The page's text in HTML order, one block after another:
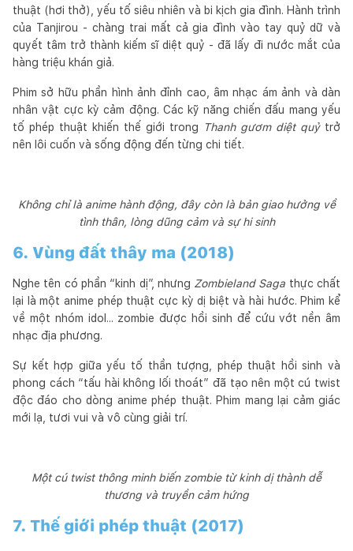
thuật (hơi thở), yếu tố siêu nhiên và bi kịch gia đình. Hành trình
của Tanjirou - chàng trai mất cả gia đình vào tay quỷ dữ và
quyết tâm trở thành kiếm sĩ diệt quỷ - đã lấy đi nước mắt của
hàng triệu khán giả.
Phim sở hữu phần hình ảnh đỉnh cao, âm nhạc ám ảnh và dàn
nhân vật cực kỳ cảm động. Các kỹ năng chiến đấu mang yếu
tố phép thuật khiến thế giới trong
Thanh gươm diệt quỷtrở
nên lôi cuốn và sống động đến từng chi tiết.
Không chỉ là anime hành động, đây còn là bản giao hưởng về
tình thân, lòng dũng cảm và sự hi sinh
6. Vùng đất thây ma (2018)
Nghe tên có phần “kinh dị”, nhưng Zombieland Saga thực chất
lại là một anime phép thuật cực kỳ dị biệt và hài hước. Phim kể
về một nhóm idol... zombie được hồi sinh để cứu vớt nền âm
nhạc địa phương.
Sự kết hợp giữa yếu tố thần tượng, phép thuật hồi sinh và
phong cách “tấu hài không lối thoát” đã tạo nên một cú twist
độc đáo cho dòng anime phép thuật. Phim mang lại cảm giác
mới lạ, tươi vui và vô cùng giải trí.
Một cú twist thông minh biến zombie từ kinh dị thành dễ
thương và truyền cảm hứng
7. Thế giới phép thuật (2017)